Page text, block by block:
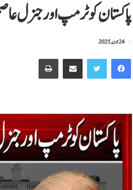
پاکستان کو ٹرمپ اور جنرل
24 جون, 2025